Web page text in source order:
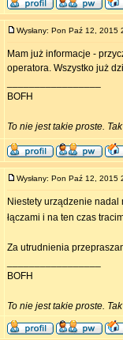
Wysłany: Pon Paź 12, 2015
Mam już informacje -
operatora. Wszystko już
BOFH
To nie jest takie proste.
Wysłany: Pon Paź 12, 2015
Niestety urządzenie nadal
łączami i na ten czas
Za utrudnienia
BOFH
To nie jest takie proste.